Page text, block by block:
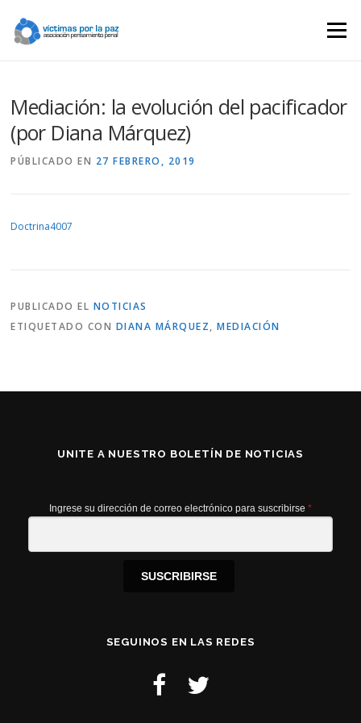
contenido
Menú
Mediación: la evolución del pacificador
(por Diana Márquez)
PÚBLICADO EN 27 FEBRERO, 2019
Doctrina4007
PUBLICADO EL NOTICIAS
ETIQUETADO CON DIANA MÁRQUEZ,MEDIACIÓN
UNITE A NUESTRO BOLETÍN DE NOTICIAS
Ingrese su dirección de correo electrónico para suscribirse *
SUSCRIBIRSE
SEGUINOS EN LAS REDES